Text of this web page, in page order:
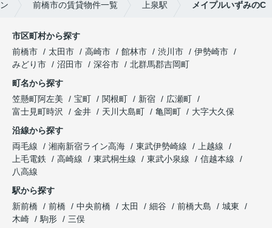
前橋市の賃貸物件一覧 上泉駅 メイプルいずみのC
市区町村から探す
前橋市
太田市 高崎市 館林市 渋川市
伊勢崎市
みどり市
沼田市 深谷市
北群馬郡吉岡町
町名から探す
笠懸町阿左美
宝町 関根町 新宿
広瀬町
富士見町時沢
金井 天川大島町 亀岡町
大字大久保
沿線から探す
両毛線
湘南新宿ライン高海 東武伊勢崎線
上越線
上毛電鉄
高崎線 東武桐生線 東武小泉線
信越本線
八高線
駅から探す
新前橋
前橋 中央前橋 太田 細谷 前橋大島
城東
木崎
駒形 三俣